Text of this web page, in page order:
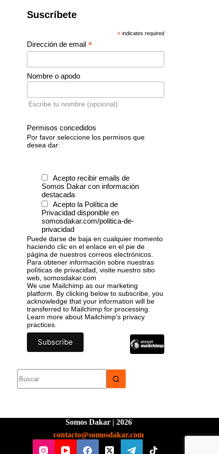
Suscríbete
* indicates required
Dirección de email *
Nombre o apodo
Escribe tu nombre (opcional)
Permisos concedidos
Por favor seleccione los permisos que
desea dar:
Acepto recibir emails de
Somos Dakar con información
destacada
Acepto la Política de
Privacidad disponible en
somosdakar.com/politica-de-
privacidad
Puede darse de baja en cualquier momento
haciendo clic en el enlace en el pie de
página de nuestros correos electrónicos.
Para obtener información sobre nuestras
políticas de privacidad, visite nuestro sitio
web, somosdakar.com
We use Mailchimp as our marketing
platform. By clicking below to subscribe, you
acknowledge that your information will be
transferred to Mailchimp for processing.
Learn more about Mailchimp's privacy
practices.
Somos Dakar | 2026
contacto@somosdakar.com